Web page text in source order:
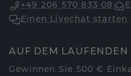
+49 206 570 833 08
Einen Livechat starten
AUF DEM LAUFENDEN
Gewinnen Sie 500 €